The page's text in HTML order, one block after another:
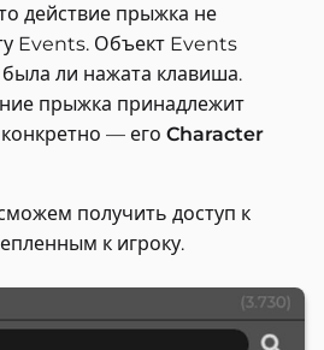
действие прыжка не
Events. Объект Events
ли нажата клавиша.
прыжка принадлежит
— его Character
получить доступ к
к игроку.